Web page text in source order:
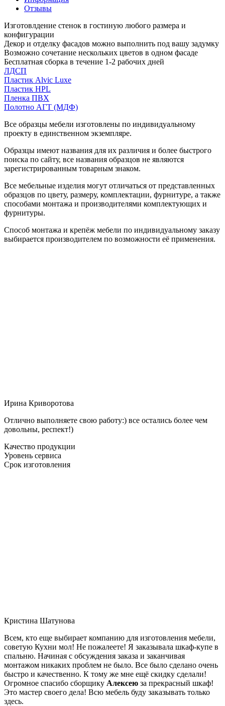
Отзывы
Изготовлдение стенок в гостиную любого размера и
конфигурации
Декор и отделку фасадов можно выполнить под вашу задумку
Возможно сочетание нескольких цветов в одном фасаде
Бесплатная сборка в течение 1-2 рабочих дней
ЛДСП
Пластик Alvic Luxe
Пластик HPL
Пленка ПВХ
Полотно АГТ (МДФ)
Все образцы мебели изготовлены по индивидуальному
проекту в единственном экземпляре.
Образцы имеют названия для их различия и более быстрого
поиска по сайту, все названия образцов не являются
зарегистрированным товарным знаком.
Все мебельные изделия могут отличаться от представленных
образцов по цвету, размеру, комплектации, фурнитуре, а также
способами монтажа и производителями комплектующих и
фурнитуры.
Способ монтажа и крепёж мебели по индивидуальному заказу
выбирается производителем по возможности её применения.
Ирина Криворотова
Отлично выполняете свою работу:) все остались более чем
довольны, респект!)
Качество продукции
Уровень сервиса
Срок изготовления
Кристина Шатунова
Всем, кто еще выбирает компанию для изготовления мебели,
советую Кухни мол! Не пожалеете! Я заказывала шкаф-купе в
спальню. Начиная с обсуждения заказа и заканчивая
монтажом никаких проблем не было. Все было сделано очень
быстро и качественно. К тому же мне ещё скидку сделали!
Огромное спасибо сборщику Алексею за прекрасный шкаф!
Это мастер своего дела! Всю мебель буду заказывать только
здесь.